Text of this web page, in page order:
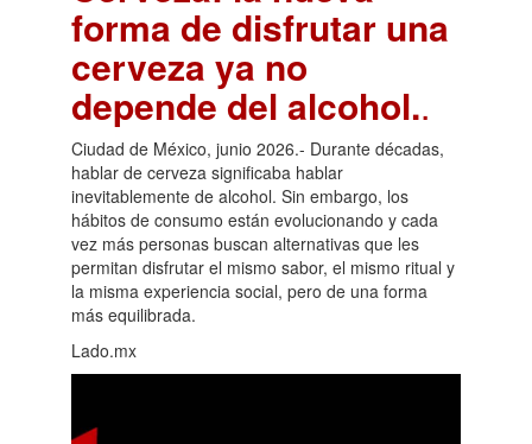
forma de disfrutar una
cerveza ya no
depende del alcohol..
Ciudad de México, junio 2026.- Durante décadas,
hablar de cerveza significaba hablar
inevitablemente de alcohol. Sin embargo, los
hábitos de consumo están evolucionando y cada
vez más personas buscan alternativas que les
permitan disfrutar el mismo sabor, el mismo ritual y
la misma experiencia social, pero de una forma
más equilibrada.
Lado.mx